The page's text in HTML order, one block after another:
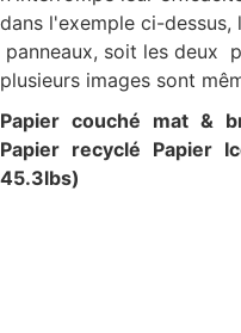
dans l'exemple ci-
panneaux, soit les deux
plusieurs images sont
Papier couché mat &
Papier recyclé Papier Ic
45.3lbs)